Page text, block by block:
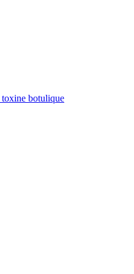
botulique